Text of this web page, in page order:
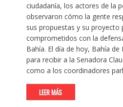
ciudadanía, los actores de la
observaron cómo la gente
sus propuestas y su
comprometidos con la
Bahía. El día de hoy, Bahía
para recibir a la Senadora
como a los coordinadores
LEER MÁS